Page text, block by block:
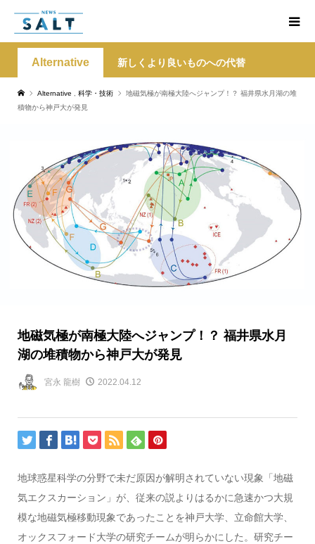
Alternative 新しくより良いものへの代替
Alternative 科学・技術
地磁気極が南極大陸へジャンプ！？ 福井県水月湖の堆
積物から神戸大が発見
地磁気極が南極大陸へジャンプ！？ 福井県水月
湖の堆積物から神戸大が発見
宮永 龍樹 2022.04.12
地球惑星科学の分野で未だ原因が解明されていない現象「地磁
気エクスカーション」が、従来の説よりはるかに急速かつ大規
模な地磁気極移動現象であったことを神戸大学、立命館大学、
オックスフォード大学の研究チームが明らかにした。研究チー